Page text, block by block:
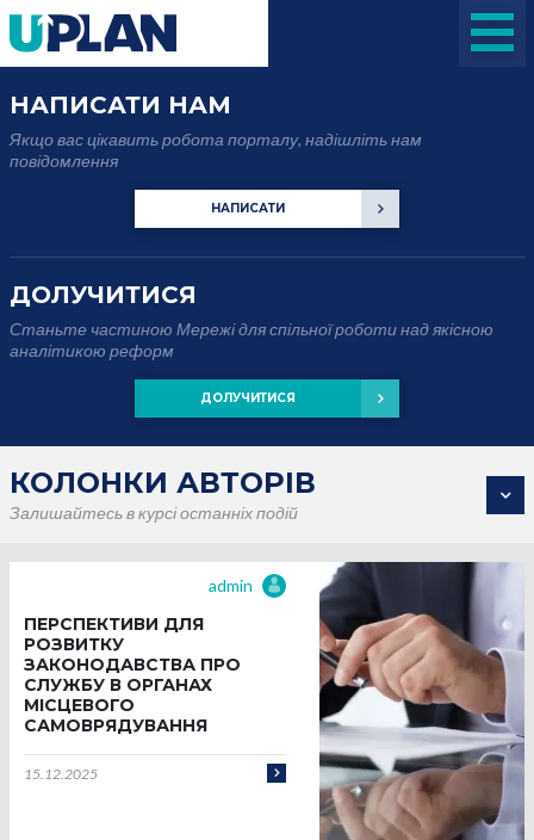
НАПИСАТИ НАМ
Якщо вас цікавить робота порталу, надішліть нам
повідомлення
НАПИСАТИ
ДОЛУЧИТИСЯ
Станьте частиною Мережі для спільної роботи над якісною
аналітикою реформ
ДОЛУЧИТИСЯ
КОЛОНКИ АВТОРІВ
Залишайтесь в курсі останніх подій
admin
ПЕРСПЕКТИВИ ДЛЯ
РОЗВИТКУ
ЗАКОНОДАВСТВА ПРО
СЛУЖБУ В ОРГАНАХ
МІСЦЕВОГО
САМОВРЯДУВАННЯ
15.12.2025